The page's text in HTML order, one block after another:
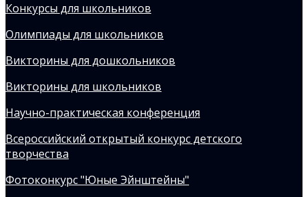
Конкурсы для школьников
Олимпиады для школьников
Викторины для дошкольников
Викторины для школьников
Научно-практическая конференция
Всероссийский открытый конкурс детского
творчества
Фотоконкурс "Юные Эйнштейны"